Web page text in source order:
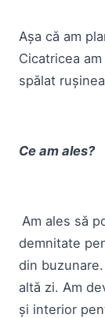
Așa că am
Cicatricea
spălat
Ce am ales?
Am ales să
demnitate
din
altă zi. Am
și interior